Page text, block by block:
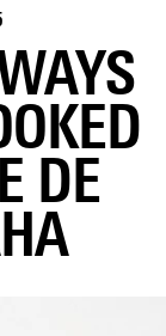
DE